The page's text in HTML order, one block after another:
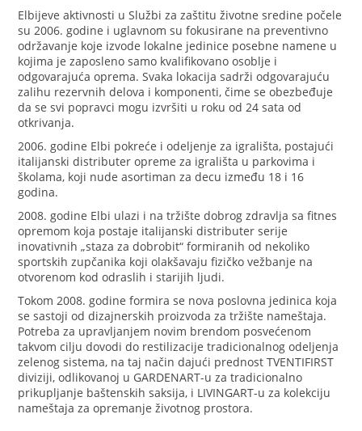
Elbijeve aktivnosti u Službi za zaštitu životne sredine počele
su 2006. godine i uglavnom su fokusirane na preventivno
održavanje koje izvode lokalne jedinice posebne namene u
kojima je zaposleno samo kvalifikovano osoblje i
odgovarajuća oprema. Svaka lokacija sadrži odgovarajuću
zalihu rezervnih delova i komponenti, čime se obezbeđuje
da se svi popravci mogu izvršiti u roku od 24 sata od
otkrivanja.
2006. godine Elbi pokreće i odeljenje za igrališta, postajući
italijanski distributer opreme za igrališta u parkovima i
školama, koji nude asortiman za decu između 18 i 16
godina.
2008. godine Elbi ulazi i na tržište dobrog zdravlja sa fitnes
opremom koja postaje italijanski distributer serije
inovativnih „staza za dobrobit“ formiranih od nekoliko
sportskih zupčanika koji olakšavaju fizičko vežbanje na
otvorenom kod odraslih i starijih ljudi.
Tokom 2008. godine formira se nova poslovna jedinica koja
se sastoji od dizajnerskih proizvoda za tržište nameštaja.
Potreba za upravljanjem novim brendom posvećenom
takvom cilju dovodi do restilizacije tradicionalnog odeljenja
zelenog sistema, na taj način dajući prednost TVENTIFIRST
diviziji, odlikovanoj u GARDENART-u za tradicionalno
prikupljanje baštenskih saksija, i LIVINGART-u za kolekciju
nameštaja za opremanje životnog prostora.